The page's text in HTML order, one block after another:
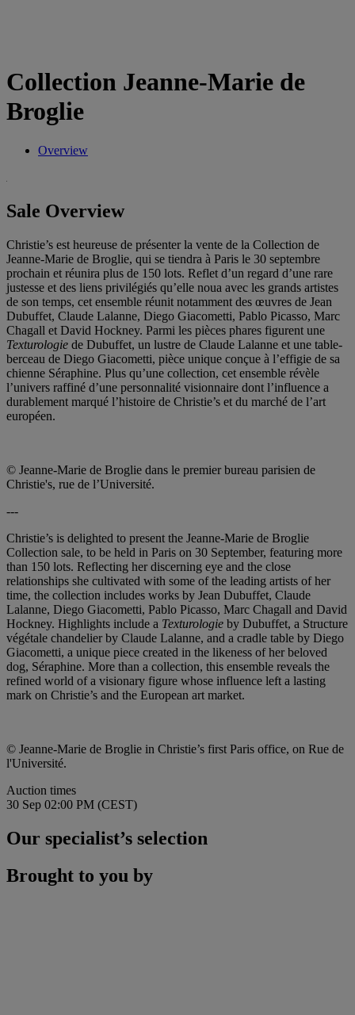
Collection Jeanne-Marie de
Broglie
Overview
Sale Overview
Christie’s est heureuse de présenter la vente de la Collection de
Jeanne-Marie de Broglie, qui se tiendra à Paris le 30 septembre
prochain et réunira plus de 150 lots. Reflet d’un regard d’une rare
justesse et des liens privilégiés qu’elle noua avec les grands artistes
de son temps, cet ensemble réunit notamment des œuvres de Jean
Dubuffet, Claude Lalanne, Diego Giacometti, Pablo Picasso, Marc
Chagall et David Hockney. Parmi les pièces phares figurent une
Texturologie de Dubuffet, un lustre de Claude Lalanne et une table-
berceau de Diego Giacometti, pièce unique conçue à l’effigie de sa
chienne Séraphine. Plus qu’une collection, cet ensemble révèle
l’univers raffiné d’une personnalité visionnaire dont l’influence a
durablement marqué l’histoire de Christie’s et du marché de l’art
européen.
© Jeanne-Marie de Broglie dans le premier bureau parisien de
Christie's, rue de l’Université.
---
Christie’s is delighted to present the Jeanne-Marie de Broglie
Collection sale, to be held in Paris on 30 September, featuring more
than 150 lots. Reflecting her discerning eye and the close
relationships she cultivated with some of the leading artists of her
time, the collection includes works by Jean Dubuffet, Claude
Lalanne, Diego Giacometti, Pablo Picasso, Marc Chagall and David
Hockney. Highlights include a Texturologie by Dubuffet, a Structure
végétale chandelier by Claude Lalanne, and a cradle table by Diego
Giacometti, a unique piece created in the likeness of her beloved
dog, Séraphine. More than a collection, this ensemble reveals the
refined world of a visionary figure whose influence left a lasting
mark on Christie’s and the European art market.
© Jeanne-Marie de Broglie in Christie’s first Paris office, on Rue de
l'Université.
Auction times
30 Sep 02:00 PM (CEST)
Our specialist’s selection
Brought to you by